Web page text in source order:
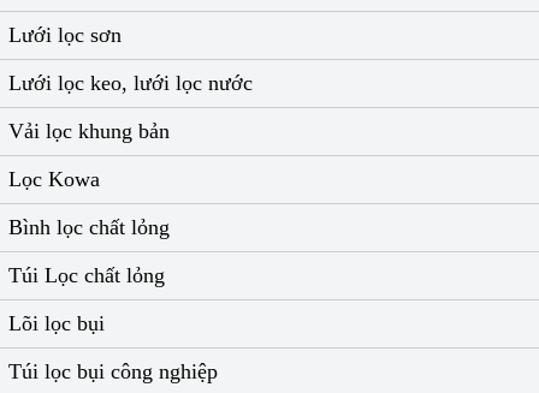
Lưới lọc sơn
Lưới lọc keo, lưới lọc nước
Vải lọc khung bản
Lọc Kowa
Bình lọc chất lỏng
Túi Lọc chất lỏng
Lõi lọc bụi
Túi lọc bụi công nghiệp